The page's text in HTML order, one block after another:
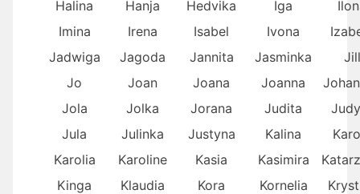
Halina
Hanja Hedvika Iga
Imina
Irena Isabel Ivona
Jadwiga
Jagoda Jannita Jasminka
Jill
Jo
Joan Joana Joanna
Jola
Jolka Jorana Judita
Jula
Julinka Justyna Kalina
Karolia
Karoline Kasia Kasimira
Kinga
Klaudia Kora Kornelia